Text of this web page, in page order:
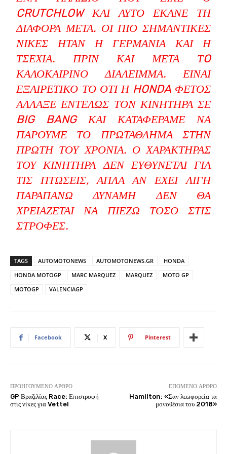
CRUTCHLOW ΚΑΙ ΑΥΤΌ ΈΚΑΝΕ ΤΗ
ΔΙΑΦΟΡΆ ΜΕΤΆ. ΟΙ ΠΙΟ ΣΗΜΑΝΤΙΚΈΣ
ΝΊΚΕΣ ΉΤΑΝ Η ΓΕΡΜΑΝΊΑ ΚΑΙ Η
ΤΣΕΧΊΑ. ΠΡΙΝ ΚΑΙ ΜΕΤΆ ΤO
ΚΑΛΟΚΑΙΡΙΝΌ ΔΙΆΛΕΙΜΜΑ. ΕΊΝΑΙ
ΕΞΑΙΡΕΤΙΚΌ ΤΟ ΌΤΙ Η HONDA ΦΈΤΟΣ
ΆΛΛΑΞΕ ΕΝΤΕΛΏΣ ΤΟΝ ΚΙΝΗΤΉΡΑ ΣΕ
BIG BANG ΚΑΙ ΚΑΤΑΦΈΡΑΜΕ ΝΑ
ΠΆΡΟΥΜΕ ΤΟ ΠΡΩΤΆΘΛΗΜΑ ΣΤΗΝ
ΠΡΏΤΗ ΤΟΥ ΧΡΌΝΙΑ. Ο ΧΑΡΑΚΤΉΡΑΣ
ΤΟΥ ΚΙΝΗΤΉΡΑ ΔΕΝ ΕΥΘΎΝΕΤΑΙ ΓΙΑ
ΤΙΣ ΠΤΏΣΕΙΣ, ΑΠΛΆ ΑΝ ΈΧΕΙ ΛΊΓΗ
ΠΑΡΑΠΆΝΩ ΔΎΝΑΜΗ ΔΕΝ ΘΑ
ΧΡΕΙΆΖΕΤΑΙ ΝΑ ΠΙΈΖΩ ΤΌΣΟ ΣΤΙΣ
ΣΤΡΟΦΈΣ.
TAGS AUTOMOTONEWS AUTOMOTONEWS.GR
HONDA
HONDA MOTOGP
MARC MARQUEZ MARQUEZ
MOTO GP
MOTOGP
VALENCIAGP
Facebook X Pinterest
ΠΡΟΗΓΟΎΜΕΝΟ ΆΡΘΡΟ
GP Βραζιλίας Race: Επιστροφή
στις νίκες για Vettel
ΕΠΌΜΕΝΟ ΆΡΘΡΟ
Hamilton: «Σαν λεωφορεία τα
μονοθέσια του 2018»